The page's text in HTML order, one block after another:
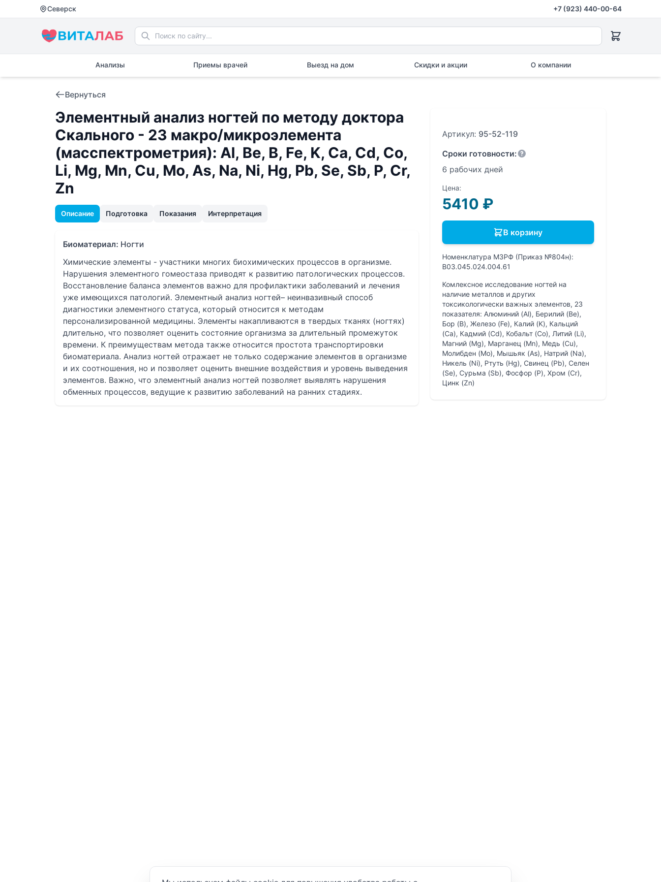
Северск +7 (923) 440-00-64
Анализы Приемы врачей Выезд на дом Скидки и акции О компании
Вернуться
Элементный анализ ногтей по методу доктора
Скального - 23 макро/микроэлемента
(масспектрометрия): Al, Be, B, Fe, K, Ca, Cd, Co,
Li, Mg, Mn, Cu, Mo, As, Na, Ni, Hg, Pb, Se, Sb, P, Cr,
Zn
Описание Подготовка Показания Интерпретация
Биоматериал: Ногти
Химические элементы - участники многих биохимических процессов в организме.
Нарушения элементного гомеостаза приводят к развитию патологических процессов.
Восстановление баланса элементов важно для профилактики заболеваний и лечения
уже имеющихся патологий. Элементный анализ ногтей– неинвазивный способ
диагностики элементного статуса, который относится к методам
персонализированной медицины. Элементы накапливаются в твердых тканях (ногтях)
длительно, что позволяет оценить состояние организма за длительный промежуток
времени. К преимуществам метода также относится простота транспортировки
биоматериала. Анализ ногтей отражает не только содержание элементов в организме
и их соотношения, но и позволяет оценить внешние воздействия и уровень выведения
элементов. Важно, что элементный анализ ногтей позволяет выявлять нарушения
обменных процессов, ведущие к развитию заболеваний на ранних стадиях.
Артикул: 95-52-119
Сроки готовности:
6 рабочих дней
Цена:
5410 ₽
В корзину
Номенклатура МЗРФ (Приказ №804н):
B03.045.024.004.61
Комлексное исследование ногтей на
наличие металлов и других
токсикологически важных элементов, 23
показателя: Алюминий (Al), Берилий (Be),
Бор (B), Железо (Fe), Калий (K), Кальций
(Ca), Кадмий (Cd), Кобальт (Co), Литий (Li),
Магний (Mg), Марганец (Mn), Медь (Cu),
Молибден (Mo), Мышьяк (As), Натрий (Na),
Никель (Ni), Ртуть (Hg), Свинец (Pb), Селен
(Se), Сурьма (Sb), Фосфор (P), Хром (Cr),
Цинк (Zn)